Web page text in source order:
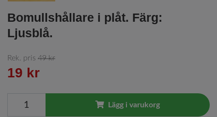
Bomullshållare i plåt. Färg:
Ljusblå.
Rek. pris 49 kr
19 kr
Lägg i varukorg